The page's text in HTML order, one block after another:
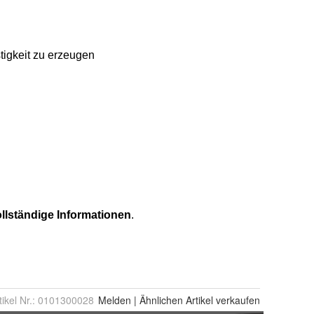
Nr.: 0101300028 Melden | Ähnlichen Artikel verkaufen